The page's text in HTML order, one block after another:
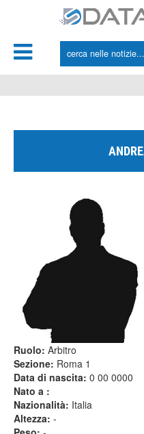
Ruolo: Arbitro
Sezione: Roma 1
Data di nascita: 0 00 0000
Nato a :
Nazionalità: Italia
Altezza: -